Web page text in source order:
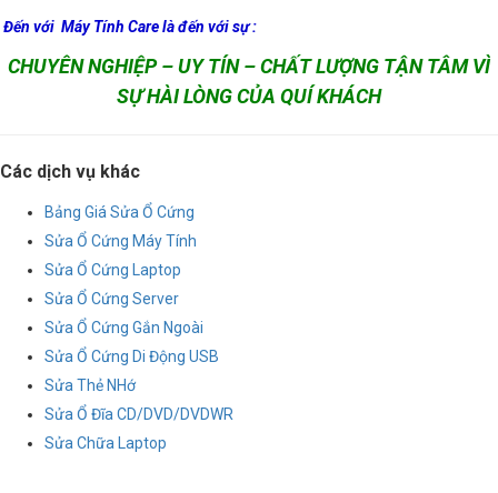
Đến với Máy Tính Care là đến với sự :
CHUYÊN NGHIỆP – UY TÍN – CHẤT LƯỢNG TẬN TÂM VÌ
SỰ HÀI LÒNG CỦA QUÍ KHÁCH
Các dịch vụ khác
Bảng Giá Sửa Ổ Cứng
Sửa Ổ Cứng Máy Tính
Sửa Ổ Cứng Laptop
Sửa Ổ Cứng Server
Sửa Ổ Cứng Gắn Ngoài
Sửa Ổ Cứng Di Động USB
Sửa Thẻ NHớ
Sửa Ổ Đĩa CD/DVD/DVDWR
Sửa Chữa Laptop